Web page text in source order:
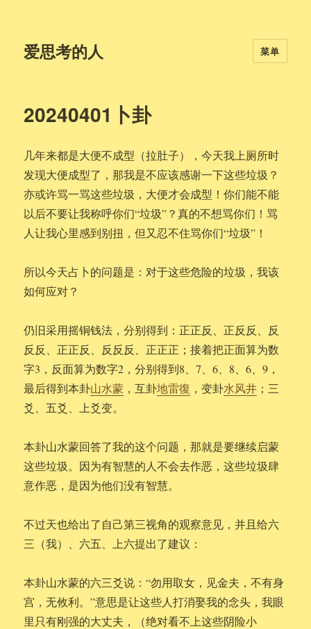
爱思考的人 菜单
20240401卜卦
几年来都是大便不成型（拉肚子），今天我上厕所时
发现大便成型了，那我是不应该感谢一下这些垃圾？
亦或许骂一骂这些垃圾，大便才会成型！你们能不能
以后不要让我称呼你们“垃圾”？真的不想骂你们！骂
人让我心里感到别扭，但又忍不住骂你们“垃圾”！
所以今天占卜的问题是：对于这些危险的垃圾，我该
如何应对？
仍旧采用摇铜钱法，分别得到：正正反、正反反、反
反反、正正反、反反反、正正正；接着把正面算为数
字3，反面算为数字2，分别得到8、7、6、8、6、9，
最后得到本卦山水蒙 ，互卦地雷復 ，变卦水风井 ；三
爻、五爻、上爻变。
本卦山水蒙回答了我的这个问题，那就是要继续启蒙
这些垃圾。因为有智慧的人不会去作恶，这些垃圾肆
意作恶，是因为他们没有智慧。
不过天也给出了自己第三视角的观察意见，并且给六
三（我）、六五、上六提出了建议：
本卦山水蒙的六三爻说：“勿用取女，见金夫，不有身
宫，无攸利。”意思是让这些人打消娶我的念头，我眼
里只有刚强的大丈夫，（绝对看不上这些阴险小